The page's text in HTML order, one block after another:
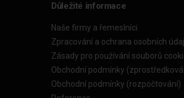
Důležité informace
Naše firmy a řemeslníci
Zpracování a ochrana osobních
Zásady pro používání souborů
Obchodní podmínky
Obchodní podmínky (rozpočtování)